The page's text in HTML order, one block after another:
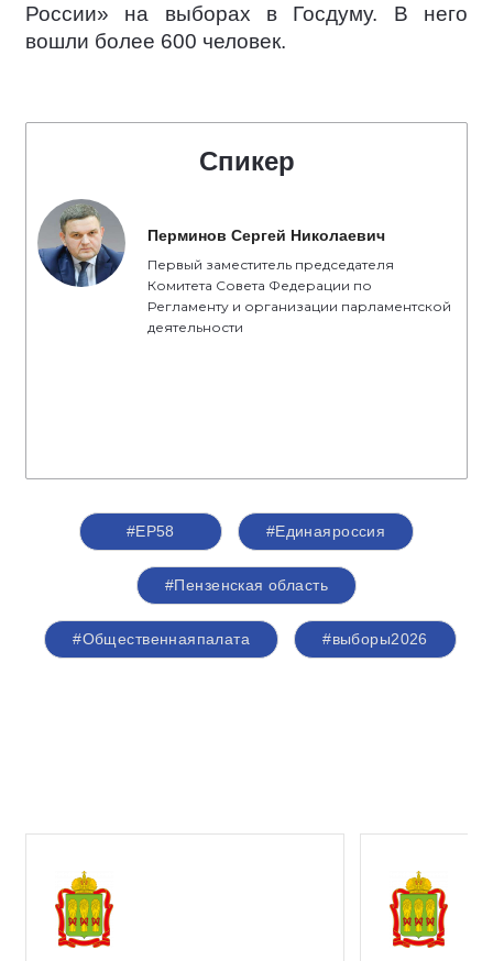
России» на выборах в Госдуму. В него
вошли более 600 человек.
Спикер
Перминов Сергей Николаевич
Первый заместитель председателя
Комитета Совета Федерации по
Регламенту и организации парламентской
деятельности
#ЕР58 #Единаяроссия
#Пензенская область
#Общественнаяпалата #выборы2026